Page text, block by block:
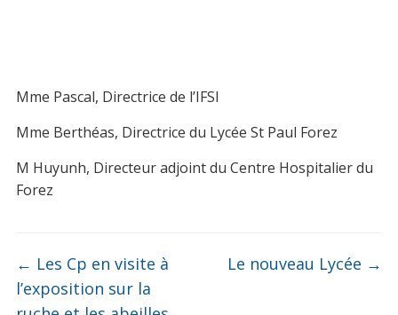
Mme Pascal, Directrice de l’IFSI
Mme Berthéas, Directrice du Lycée St Paul Forez
M Huyunh, Directeur adjoint du Centre Hospitalier du
Forez
← Les Cp en visite à
l’exposition sur la
Le nouveau Lycée →